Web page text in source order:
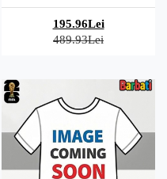
195.96Lei
489.93Lei